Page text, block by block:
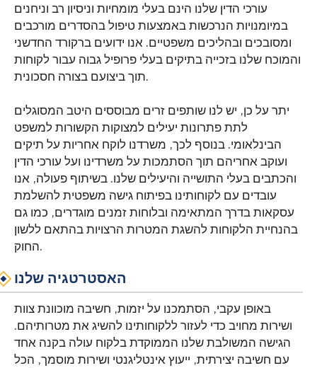
עורכי הדין שלנו הינם בעלי מומחיות וניסיון רב וניחנים
במיומנויות הנרכשות באמצעות טיפול בהסדרים מורכבים
ומסובכים ובהליכים משפטיים. אנו ידועים ברקורד החדשני
והמוכח שלנו בזכייה בתיקים בעלי פרופיל גבוה עבור לקוחות
תוך ביצועם בצורה חסכונית.
יתר על כן, יש לנו שותפים זרים מבוססים היטב המסוגלים
לתת פתרונות יעילים למצוקות הקשורות למשפט
הבינלאומי. בנוסף לכך, משרדנו לוקח אחריות על תיקים
ועוקב אחריהם תוך הסתמכות על משרדינו ועל עורכי הדין
והכתבים בעלי התושייה והיעילים שלנו. בשיתוף פעולה, אנו
עובדים עם לקוחותינו בפיתוח גישה משפטית להשלמת
עסקאות בדרך המתאימה ובלוחות זמנים מוגדרים, כמו גם
בהנחיית הלקוחות להשגת המטרות הרצויות בהתאם ללשון
החוק.
האסטרטגיה שלנו
באופן עקבי, הסתמכנו על יזמות, חשיבה מוכוונת צוות
ושירות מחויב כדי לעזור ללקוחותינו להשיג את מטרותיהם.
הגישה המשולבת שלנו הממוקדת בלקוח עולה בקנה אחד
עם חשיבה יצירתית, ייעוץ אינטליגנטי ושירות מוסמך, הכל